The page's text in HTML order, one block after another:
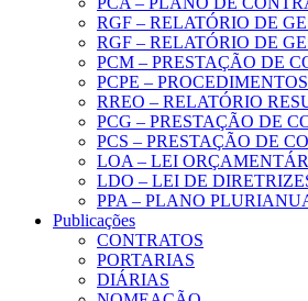
RGF – RELATÓRIO DE
RGF – RELATÓRIO DE
PCM – PRESTAÇÃO DE
PCPE –
RREO – RELATÓRIO
PCG – PRESTAÇÃO DE
PCS – PRESTAÇÃO DE
LOA – LEI
LDO – LEI DE
PPA – PLANO
Publicações
CONTRATOS
PORTARIAS
DIÁRIAS